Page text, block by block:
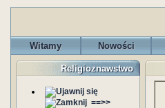
Witamy Nowości
Religioznawstwo
==>>